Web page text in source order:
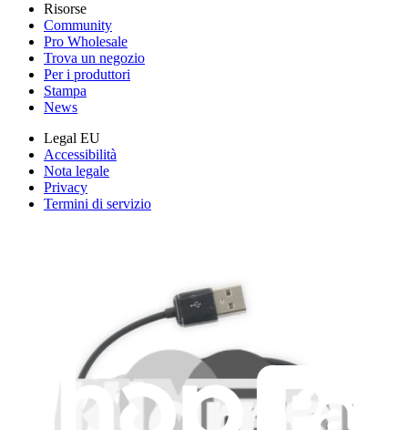
Risorse
Community
Pro Wholesale
Trova un negozio
Per i produttori
Stampa
News
Legal EU
Accessibilità
Nota legale
Privacy
Termini di servizio
Riciclaggio delle batterie e tariffe
Scarica l'applicazione